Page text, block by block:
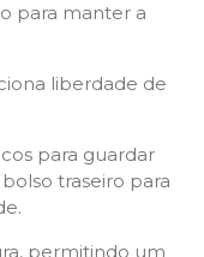
para manter a
liberdade de
para guardar
traseiro para
permitindo um